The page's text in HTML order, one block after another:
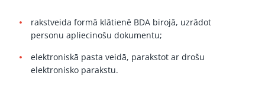
rakstveida formā klātienē BDA birojā, uzrādot
personu apliecinošu dokumentu;
elektroniskā pasta veidā, parakstot ar drošu
elektronisko parakstu.